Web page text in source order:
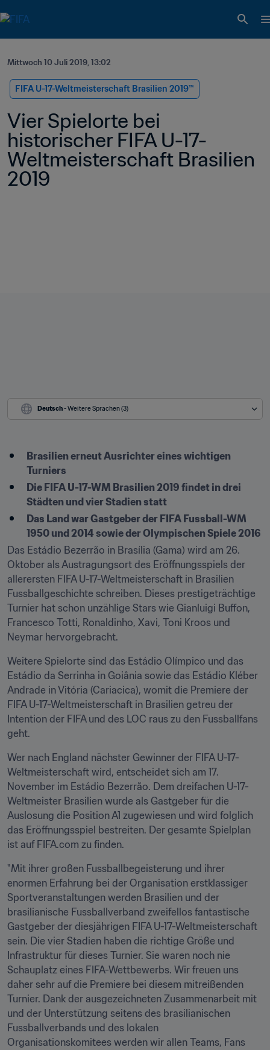
Mittwoch 10 Juli 2019, 13:02
FIFA U-17-Weltmeisterschaft Brasilien 2019™
Vier Spielorte bei
historischer FIFA U-17-
Weltmeisterschaft Brasilien
2019
Deutsch - Weitere Sprachen (3)
Brasilien erneut Ausrichter eines wichtigen
Turniers
Die FIFA U-17-WM Brasilien 2019 findet in drei
Städten und vier Stadien statt
Das Land war Gastgeber der FIFA Fussball-WM
1950 und 2014 sowie der Olympischen Spiele 2016
Das Estádio Bezerrão in Brasília (Gama) wird am 26.
Oktober als Austragungsort des Eröffnungsspiels der
allerersten FIFA U-17-Weltmeisterschaft in Brasilien
Fussballgeschichte schreiben. Dieses prestigeträchtige
Turnier hat schon unzählige Stars wie Gianluigi Buffon,
Francesco Totti, Ronaldinho, Xavi, Toni Kroos und
Neymar hervorgebracht.
Weitere Spielorte sind das Estádio Olímpico und das
Estádio da Serrinha in Goiânia sowie das Estádio Kléber
Andrade in Vitória (Cariacica), womit die Premiere der
FIFA U-17-Weltmeisterschaft in Brasilien getreu der
Intention der FIFA und des LOC raus zu den Fussballfans
geht.
Wer nach England nächster Gewinner der FIFA U-17-
Weltmeisterschaft wird, entscheidet sich am 17.
November im Estádio Bezerrão. Dem dreifachen U-17-
Weltmeister Brasilien wurde als Gastgeber für die
Auslosung die Position A1 zugewiesen und wird folglich
das Eröffnungsspiel bestreiten. Der gesamte Spielplan
ist auf FIFA.com zu finden.
"Mit ihrer großen Fussballbegeisterung und ihrer
enormen Erfahrung bei der Organisation erstklassiger
Sportveranstaltungen werden Brasilien und der
brasilianische Fussballverband zweifellos fantastische
Gastgeber der diesjährigen FIFA U-17-Weltmeisterschaft
sein. Die vier Stadien haben die richtige Größe und
Infrastruktur für dieses Turnier. Sie waren noch nie
Schauplatz eines FIFA-Wettbewerbs. Wir freuen uns
daher sehr auf die Premiere bei diesem mitreißenden
Turnier. Dank der ausgezeichneten Zusammenarbeit mit
und der Unterstützung seitens des brasilianischen
Fussballverbands und des lokalen
Organisationskomitees werden wir allen Teams, Fans